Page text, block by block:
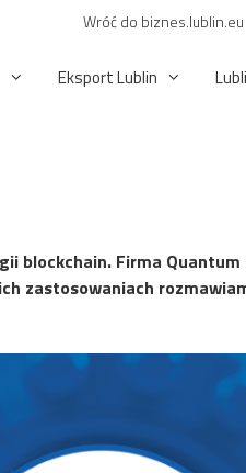
Wróć do biznes.lublin.eu
Eksport Lublin
Firma Quantum
zastosowaniach